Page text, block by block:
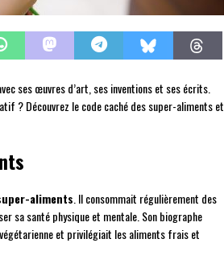
ses œuvres d’art, ses inventions et ses écrits.
? Découvrez le code caché des super-aliments et
aliments . Il consommait régulièrement des
sa santé physique et mentale. Son biographe
et privilégiait les aliments frais et